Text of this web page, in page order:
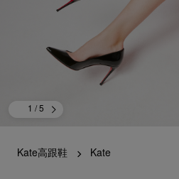
1 / 5
Kate高跟鞋 Kate